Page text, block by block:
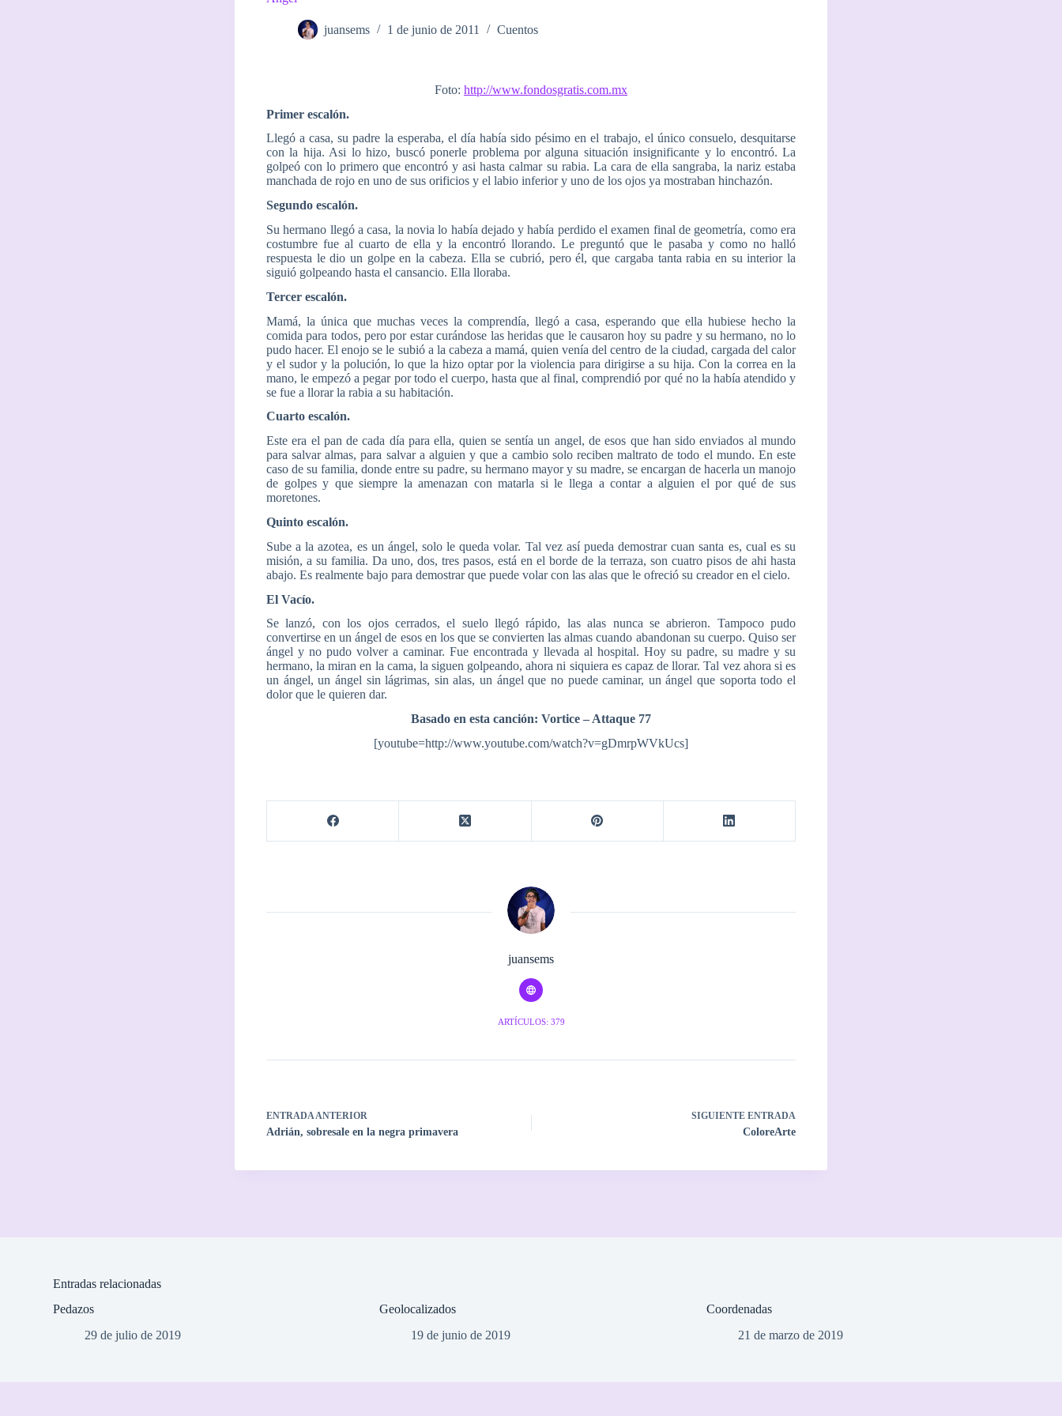
juansems 1 de junio de 2011 Cuentos
Foto: http://www.fondosgratis.com.mx
Primer escalón.
Llegó a casa, su padre la esperaba, el día había sido pésimo en el trabajo, el único consuelo, desquitarse
con la hija. Asi lo hizo, buscó ponerle problema por alguna situación insignificante y lo encontró. La
golpeó con lo primero que encontró y asi hasta calmar su rabia. La cara de ella sangraba, la nariz estaba
manchada de rojo en uno de sus orificios y el labio inferior y uno de los ojos ya mostraban hinchazón.
Segundo escalón.
Su hermano llegó a casa, la novia lo había dejado y había perdido el examen final de geometría, como era
costumbre fue al cuarto de ella y la encontró llorando. Le preguntó que le pasaba y como no halló
respuesta le dio un golpe en la cabeza. Ella se cubrió, pero él, que cargaba tanta rabia en su interior la
siguió golpeando hasta el cansancio. Ella lloraba.
Tercer escalón.
Mamá, la única que muchas veces la comprendía, llegó a casa, esperando que ella hubiese hecho la
comida para todos, pero por estar curándose las heridas que le causaron hoy su padre y su hermano, no lo
pudo hacer. El enojo se le subió a la cabeza a mamá, quien venía del centro de la ciudad, cargada del calor
y el sudor y la polución, lo que la hizo optar por la violencia para dirigirse a su hija. Con la correa en la
mano, le empezó a pegar por todo el cuerpo, hasta que al final, comprendió por qué no la había atendido y
se fue a llorar la rabia a su habitación.
Cuarto escalón.
Este era el pan de cada día para ella, quien se sentía un angel, de esos que han sido enviados al mundo
para salvar almas, para salvar a alguien y que a cambio solo reciben maltrato de todo el mundo. En este
caso de su familia, donde entre su padre, su hermano mayor y su madre, se encargan de hacerla un manojo
de golpes y que siempre la amenazan con matarla si le llega a contar a alguien el por qué de sus
moretones.
Quinto escalón.
Sube a la azotea, es un ángel, solo le queda volar. Tal vez así pueda demostrar cuan santa es, cual es su
misión, a su familia. Da uno, dos, tres pasos, está en el borde de la terraza, son cuatro pisos de ahi hasta
abajo. Es realmente bajo para demostrar que puede volar con las alas que le ofreció su creador en el cielo.
El Vacío.
Se lanzó, con los ojos cerrados, el suelo llegó rápido, las alas nunca se abrieron. Tampoco pudo
convertirse en un ángel de esos en los que se convierten las almas cuando abandonan su cuerpo. Quiso ser
ángel y no pudo volver a caminar. Fue encontrada y llevada al hospital. Hoy su padre, su madre y su
hermano, la miran en la cama, la siguen golpeando, ahora ni siquiera es capaz de llorar. Tal vez ahora si es
un ángel, un ángel sin lágrimas, sin alas, un ángel que no puede caminar, un ángel que soporta todo el
dolor que le quieren dar.
Basado en esta canción: Vortice – Attaque 77
[youtube=http://www.youtube.com/watch?v=gDmrpWVkUcs]
juansems
ARTÍCULOS: 379
ENTRADA ANTERIOR
Adrián, sobresale en la negra primavera
SIGUIENTE ENTRADA
ColoreArte
Entradas relacionadas
Pedazos
29 de julio de 2019
Geolocalizados
19 de junio de 2019
Coordenadas
21 de marzo de 2019